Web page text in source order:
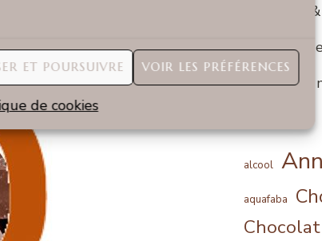
ET POURSUIVRE VOIR LES PRÉFÉRENCES
de cookies
Conseil
Cocktail
Mariage
alcool
aquafaba